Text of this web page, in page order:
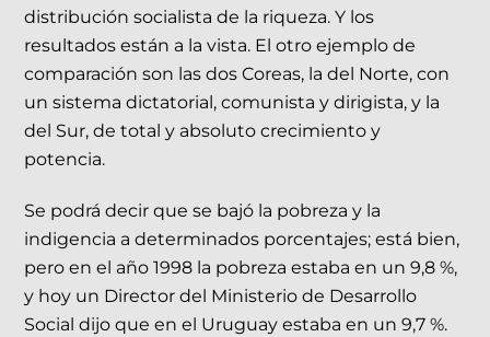
distribución socialista de la riqueza. Y los
resultados están a la vista. El otro ejemplo de
comparación son las dos Coreas, la del Norte, con
un sistema dictatorial, comunista y dirigista, y la
del Sur, de total y absoluto crecimiento y
potencia.
Se podrá decir que se bajó la pobreza y la
indigencia a determinados porcentajes; está bien,
pero en el año 1998 la pobreza estaba en un 9,8 %,
y hoy un Director del Ministerio de Desarrollo
Social dijo que en el Uruguay estaba en un 9,7 %.